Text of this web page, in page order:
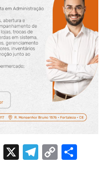
Print
X Telegram
Copy